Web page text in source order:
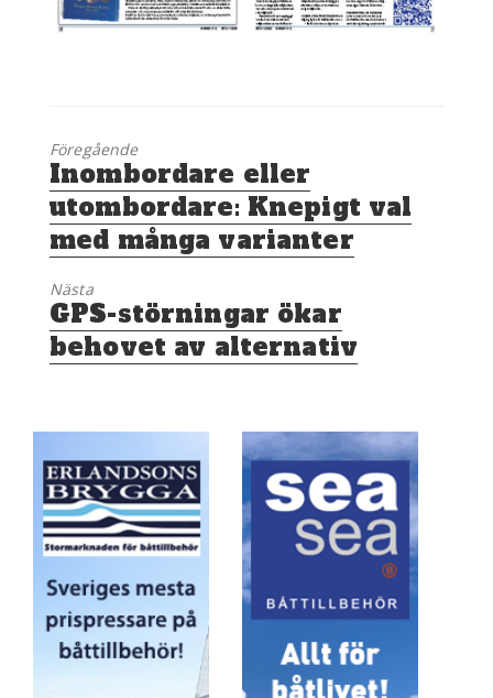
Föregående
Föregående
inlägg:
Inombordare eller
utombordare: Knepigt val
med många varianter
Nästa
Nästa
inlägg:
GPS-störningar ökar
behovet av alternativ